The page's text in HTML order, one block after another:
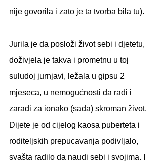
nije govorila i zato je ta tvorba bila tu).
Jurila je da posloži život sebi i djetetu,
doživjela je takva i prometnu u toj
suludoj jurnjavi, ležala u gipsu 2
mjeseca, u nemogućnosti da radi i
zaradi za ionako (sada) skroman život.
Dijete je od cijelog kaosa puberteta i
roditeljskih prepucavanja podivljalo,
svašta radilo da naudi sebi i svojima. I